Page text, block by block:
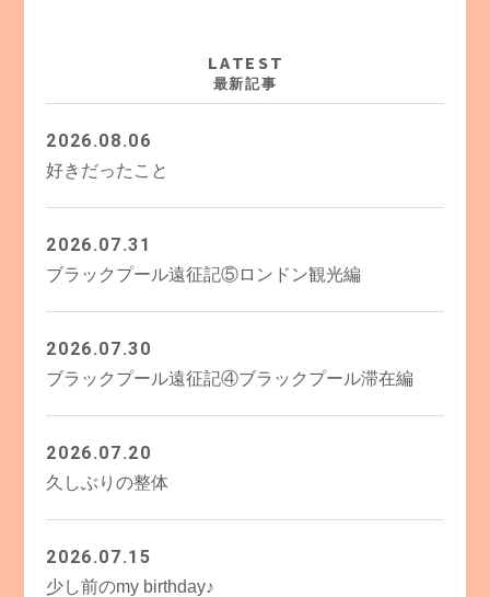
LATEST
最新記事
2026.08.06
好きだったこと
2026.07.31
ブラックプール遠征記⑤ロンドン観光編
2026.07.30
ブラックプール遠征記④ブラックプール滞在編
2026.07.20
久しぶりの整体
2026.07.15
少し前のmy birthday♪